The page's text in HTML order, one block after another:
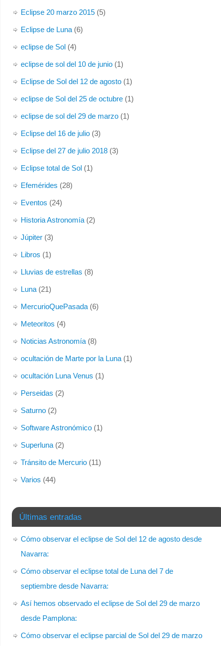
Eclipse 20 marzo 2015(5)
Eclipse de Luna(6)
eclipse de Sol(4)
eclipse de sol del 10 de junio(1)
Eclipse de Sol del 12 de agosto(1)
eclipse de Sol del 25 de octubre(1)
eclipse de sol del 29 de marzo(1)
Eclipse del 16 de julio(3)
Eclipse del 27 de julio 2018(3)
Eclipse total de Sol(1)
Efemérides (28)
Eventos (24)
Historia Astronomía(2)
Júpiter(3)
Libros (1)
Lluvias de estrellas (8)
Luna(21)
MercurioQuePasada(6)
Meteoritos (4)
Noticias Astronomía(8)
ocultación de Marte por la Luna(1)
ocultación Luna Venus (1)
Perseidas (2)
Saturno(2)
Software Astronómico(1)
Superluna(2)
Tránsito de Mercurio(11)
Varios (44)
Últimas entradas
Cómo observar el eclipse de Sol del 12 de agosto desde
Navarra:
Cómo observar el eclipse total de Luna del 7 de
septiembre desde Navarra:
Así hemos observado el eclipse de Sol del 29 de marzo
desde Pamplona:
Cómo observar el eclipse parcial de Sol del 29 de marzo